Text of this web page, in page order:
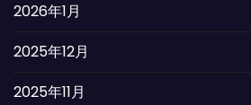
2026年1月
2025年12月
2025年11月